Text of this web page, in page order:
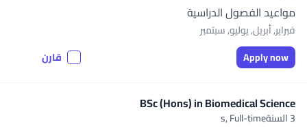
مواعيد الفصول الدراسية
فبراير, أبريل, يوليو, سبتمبر
Apply now
قارن
BSc (Hons) in Biomedical Science
3 السنةs, Full-time